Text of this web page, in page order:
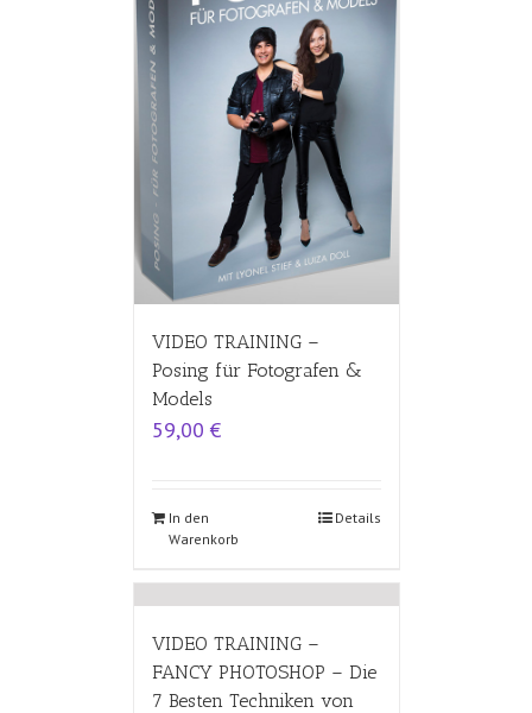
VIDEO TRAINING –
Posing für Fotografen &
Models
59,00 €
In den
Warenkorb
Details
VIDEO TRAINING –
FANCY PHOTOSHOP – Die
7 Besten Techniken von